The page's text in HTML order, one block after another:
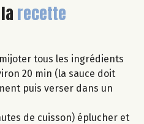
recette
tous les ingrédients
20 min (la sauce doit
puis verser dans un
de cuisson) éplucher et